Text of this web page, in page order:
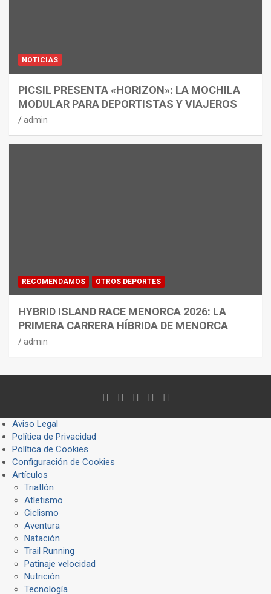
NOTICIAS
PICSIL PRESENTA «HORIZON»: LA MOCHILA
MODULAR PARA DEPORTISTAS Y VIAJEROS
admin
RECOMENDAMOS OTROS DEPORTES
HYBRID ISLAND RACE MENORCA 2026: LA
PRIMERA CARRERA HÍBRIDA DE MENORCA
admin
Aviso Legal
Política de Privacidad
Política de Cookies
Configuración de Cookies
Artículos
Triatlón
Atletismo
Ciclismo
Aventura
Natación
Trail Running
Patinaje velocidad
Nutrición
Tecnología